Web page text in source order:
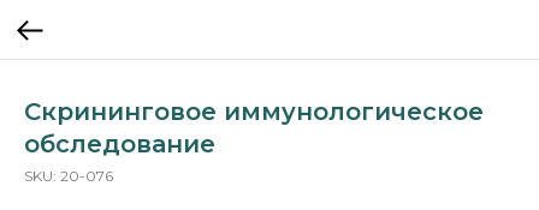
Скрининговое иммунологическое
обследование
SKU: 20-076